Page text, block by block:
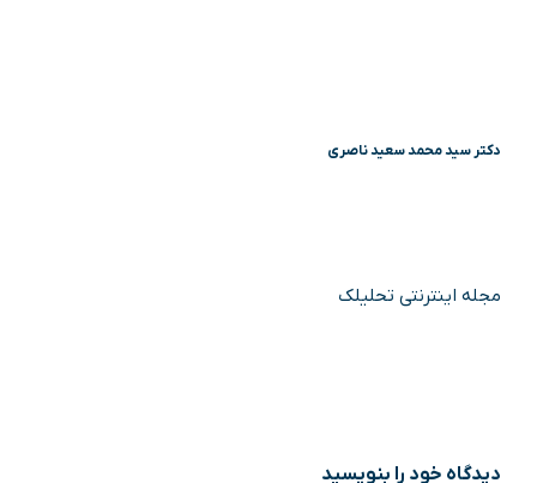
دکتر سید محمد سعید ناصری
مجله اینترنتی تحلیلک
دیدگاه‌ خود را بنویسید